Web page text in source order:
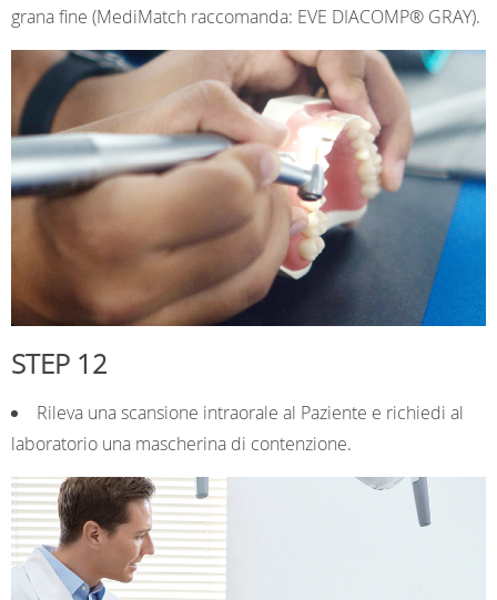
grana fine (MediMatch raccomanda: EVE DIACOMP® GRAY).
STEP 12
Rileva una scansione intraorale al Paziente e richiedi al
laboratorio una mascherina di contenzione.